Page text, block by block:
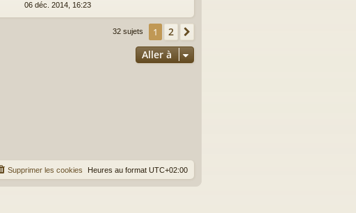
06 déc. 2014, 16:23
32 sujets 1 2
Aller à
Heures au format UTC+02:00
Supprimer les cookies